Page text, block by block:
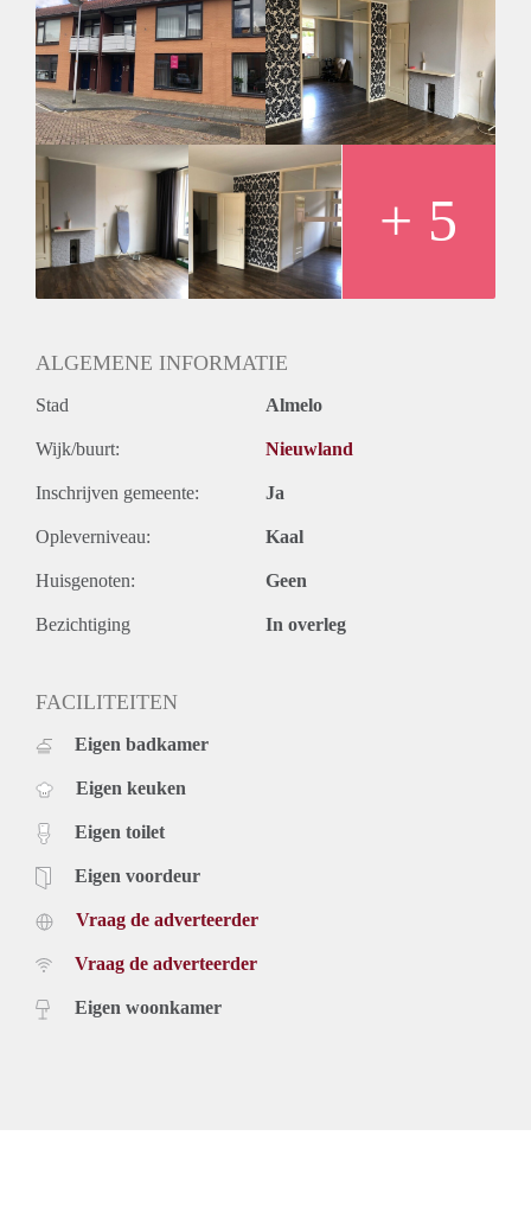
BIJZONDERHEDEN:
- Beschikbaar per 01-04-2021
- Kale huurprijs € 750,- incl. servicekosten en excl. g/w/e
- Waarborgsom 1 maand huur
- Minimale huurtermijn 12 maanden
Geïnteresseerd? Schrijf u in op www.verhuurpro.nl en stuur
een mail naar almelo@verhuurpro.nl.
Deze advertentie op internet en op Facebook is slechts ter
informatie en dus geheel vrijblijvend. Aan eventuele
onjuistheden kunnen geen rechten worden ontleend.+ 5
ALGEMENE INFORMATIE
Stad Almelo
Wijk/buurt: Nieuwland
Inschrijven gemeente: Ja
Opleverniveau: Kaal
Huisgenoten: Geen
Bezichtiging In overleg
FACILITEITEN
Eigen badkamer
Eigen keuken
Eigen toilet
Eigen voordeur
Vraag de adverteerder
Vraag de adverteerder
Eigen woonkamer